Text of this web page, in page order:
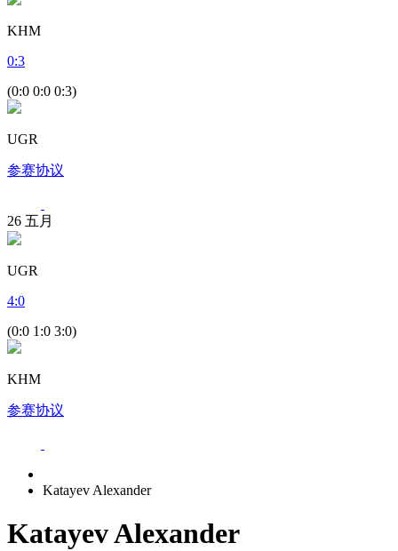
KHM
0:3
(0:0 0:0 0:3)
UGR
参赛协议
26 五月
UGR
4:0
(0:0 1:0 3:0)
KHM
参赛协议
Katayev Alexander
Katayev Alexander